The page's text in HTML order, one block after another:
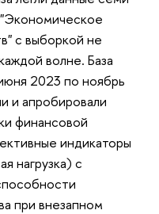
с выборкой не
волне. База
2023 по ноябрь
и апробировали
финансовой
индикаторы
нагрузка) с
при внезапном